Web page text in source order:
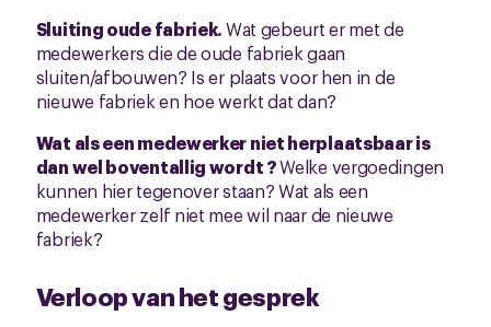
Sluiting oude fabriek.Wat gebeurt er met de
medewerkers die de oude fabriek gaan
sluiten/afbouwen? Is er plaats voor hen in de
nieuwe fabriek en hoe werkt dat dan?
Wat als een medewerker niet herplaatsbaar is
dan wel boventallig wordt ?Welke vergoedingen
kunnen hier tegenover staan? Wat als een
medewerker zelf niet mee wil naar de nieuwe
fabriek?
Verloop van het gesprek